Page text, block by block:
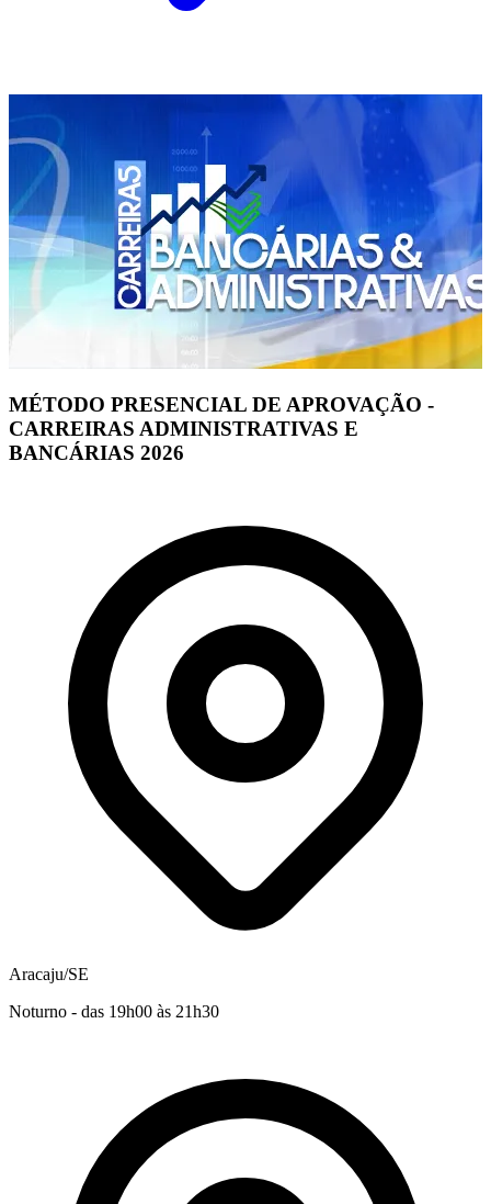
MÉTODO PRESENCIAL DE APROVAÇÃO -
CARREIRAS ADMINISTRATIVAS E
BANCÁRIAS 2026
Aracaju/SE
Noturno - das 19h00 às 21h30